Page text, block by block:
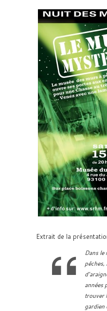
Extrait de la
Dans le
pêches,
années
trouver
gardien